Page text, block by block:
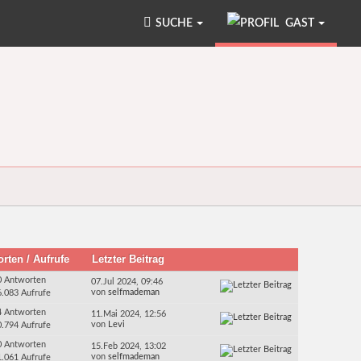
GAST
SUCHE
/Aufrufe Letzter Beitrag
Antworten
Aufrufe
07.Jul 2024, 09:46
vonselfmademan
Antworten
Aufrufe
11.Mai 2024, 12:56
von
Levi
Antworten
Aufrufe
15.Feb 2024, 13:02
vonselfmademan